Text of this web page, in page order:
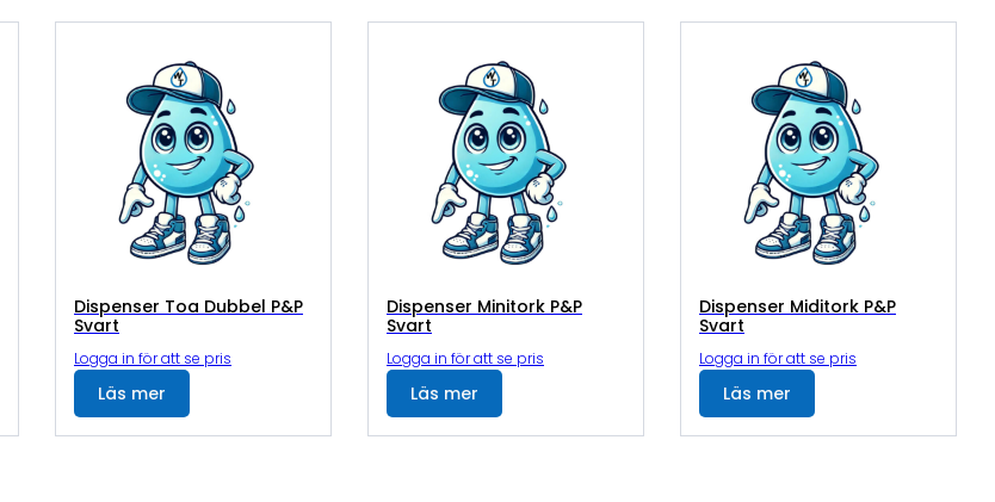
Dispenser Toa Dubbel P&P
Svart
Logga in för att se pris
Läs mer
Dispenser Minitork P&P
Svart
Logga in för att se pris
Läs mer
Dispenser Miditork P&P
Svart
Logga in för att se pris
Läs mer